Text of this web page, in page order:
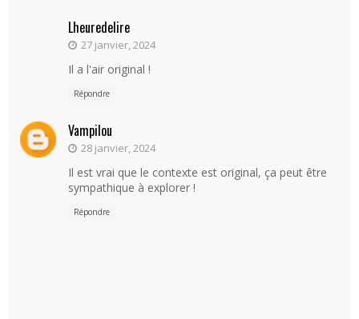
Lheuredelire
27 janvier, 2024
Il a l'air original !
Répondre
Vampilou
28 janvier, 2024
Il est vrai que le contexte est original, ça peut être
sympathique à explorer !
Répondre